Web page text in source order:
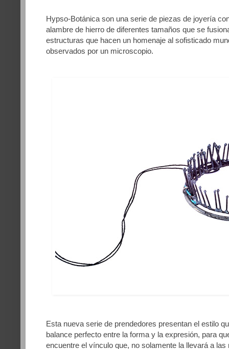
Hypso-Botánica son una serie de piezas de joyería
alambre de hierro de diferentes tamaños que se
estructuras que hacen un homenaje al sofisticado
observados por un microscopio.
Esta nueva serie de prendedores presentan el estilo
balance perfecto entre la forma y la expresión, para
encuentre el vínculo que, no solamente la llevará a